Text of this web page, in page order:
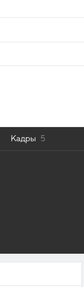
Кадры 5